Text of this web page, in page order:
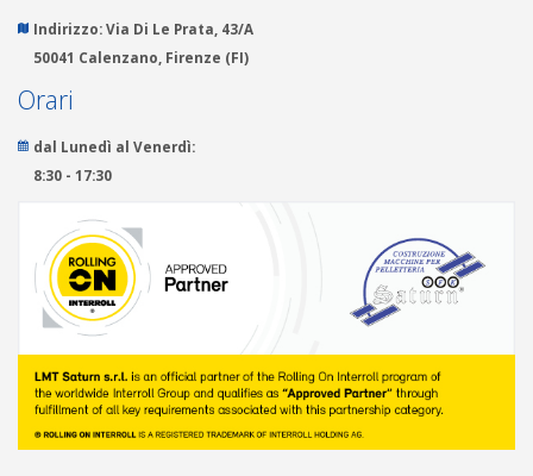
Indirizzo:Via Di Le Prata, 43/A
50041 Calenzano, Firenze (FI)
Orari
dal Lunedì al Venerdì:
8:30 - 17:30